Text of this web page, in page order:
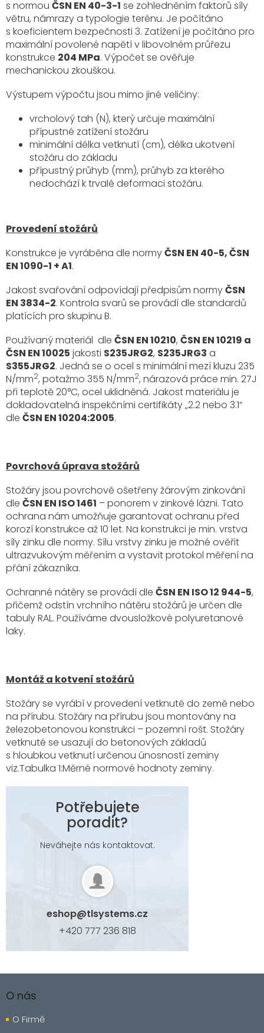
s normou ČSN EN 40-3-1 se zohledněním faktorů síly
větru, námrazy a typologie terénu. Je počítáno
s koeficientem bezpečnosti 3. Zatížení je počítáno pro
maximální povolené napětí v libovolném průřezu
konstrukce 204 MPa. Výpočet se ověřuje
mechanickou zkouškou.
Výstupem výpočtu jsou mimo jiné veličiny:
vrcholový tah (N), který určuje maximální
přípustné zatížení stožáru
minimální délka vetknutí (cm), délka ukotvení
stožáru do základu
přípustný průhyb (mm), průhyb za kterého
nedochází k trvalé deformaci stožáru.
Provedení stožárů
Konstrukce je vyráběna dle normyČSN EN 40-5, ČSN
EN 1090-1 + A1.
Jakost svařování odpovídají předpisům normyČSN
EN 3834-2. Kontrola svarů se provádí dle standardů
platících pro skupinu B.
Používaný materiál dle ČSN EN 10210, ČSN EN 10219 a
ČSN EN 10025 jakosti S235JRG2, S235JRG3 a
S355JRG2. Jedná se o ocel s minimální mezí kluzu 235
N/mm2, potažmo 355 N/mm2, nárazová práce min. 27J
při teplotě 20°C, ocel uklidněná. Jakost materiálu je
dokladovatelná inspekčními certifikáty „2.2 nebo 3.1“
dle ČSN EN 10204:2005.
Povrchová úprava stožárů
Stožáry jsou povrchově ošetřeny žárovým zinkování
dle ČSN EN ISO 1461 – ponorem v zinkové lázni. Tato
ochrana nám umožňuje garantovat ochranu před
korozí konstrukce až 10 let. Na konstrukci je min. vrstva
síly zinku dle normy. Sílu vrstvy zinku je možné ověřit
ultrazvukovým měřením a vystavit protokol měření na
přání zákazníka.
Ochranné nátěry se provádí dle ČSN EN ISO 12 944-5,
přičemž odstín vrchního nátěru stožárů je určen dle
tabuly RAL. Používáme dvousložkové polyuretanové
laky.
Montáž a kotvení stožárů
Stožáry se vyrábí v provedení vetknuté do země nebo
na přírubu. Stožáry na přírubu jsou montovány na
železobetonovou konstrukci – pozemní rošt. Stožáry
vetknuté se usazují do betonových základů
s hloubkou vetknutí určenou únosností zeminy
viz.Tabulka 1:Měrné normové hodnoty zeminy.
Potřebujete
poradit?
Neváhejte nás kontaktovat.
eshop@tlsystems.cz
+420 777 236 818
á
a
O nás
O Firmě